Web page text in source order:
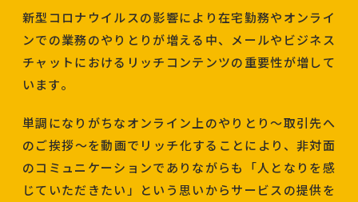
新型コロナウイルスの影響により在宅勤務やオンライ
ンでの業務のやりとりが増える中、メールやビジネス
チャットにおけるリッチコンテンツの重要性が増して
います。
単調になりがちなオンライン上のやりとり〜取引先へ
のご挨拶〜を動画でリッチ化することにより、非対面
のコミュニケーションでありながらも「人となりを感
じていただきたい」という思いからサービスの提供を